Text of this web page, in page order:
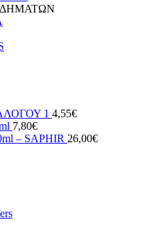
1 4,55€
7,80€
– SAPHIR 26,00€